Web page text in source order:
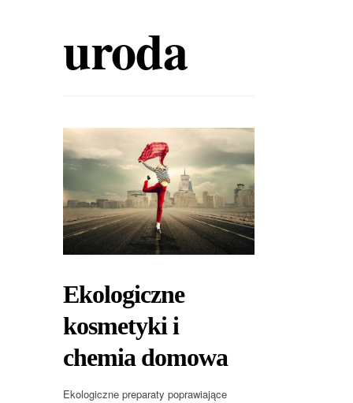
uroda
Ekologiczne
kosmetyki i
chemia domowa
Ekologiczne preparaty poprawiające